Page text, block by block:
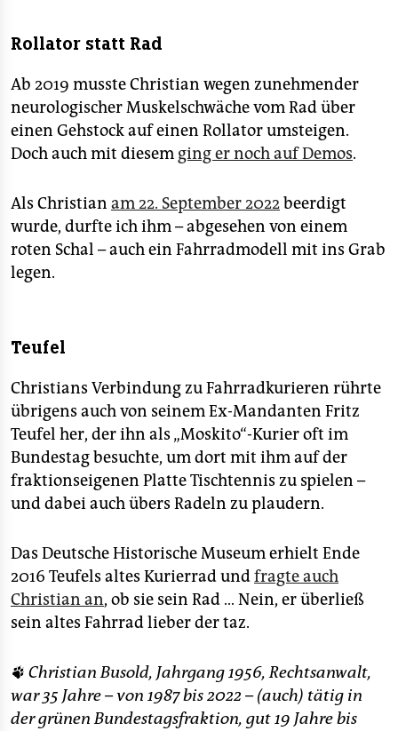
Rollator statt Rad
Ab 2019 musste Christian wegen zunehmender
neurologischer Muskelschwäche vom Rad über
einen Gehstock auf einen Rollator umsteigen.
Doch auch mit diesem ging er noch auf Demos.
Als Christian am 22. September 2022beerdigt
wurde, durfte ich ihm – abgesehen von einem
roten Schal – auch ein Fahrradmodell mit ins Grab
legen.
Teufel
Christians Verbindung zu Fahrradkurieren rührte
übrigens auch von seinem Ex-Mandanten Fritz
Teufel her, der ihn als „Moskito“-Kurier oft im
Bundestag besuchte, um dort mit ihm auf der
fraktionseigenen Platte Tischtennis zu spielen –
und dabei auch übers Radeln zu plaudern.
Das Deutsche Historische Museum erhielt Ende
2016 Teufels altes Kurierrad undfragte auch
Christian an, ob sie sein Rad … Nein, er überließ
sein altes Fahrrad lieber der taz.
🐾 Christian Busold, Jahrgang 1956, Rechtsanwalt,
war 35 Jahre – von 1987 bis 2022 – (auch) tätig in
der grünen Bundestagsfraktion, gut 19 Jahre bis